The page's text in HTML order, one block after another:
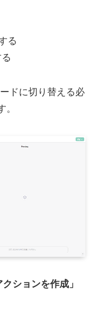
る
ドに切り替える必
。
クションを作成」